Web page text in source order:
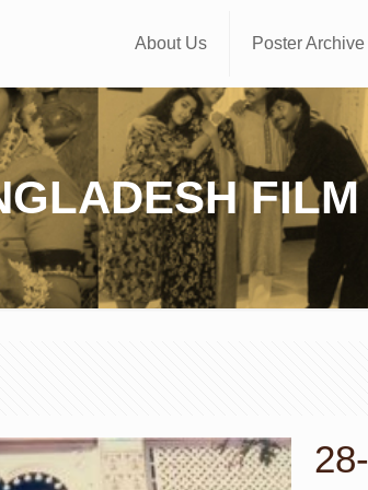
About Us Poster Archive